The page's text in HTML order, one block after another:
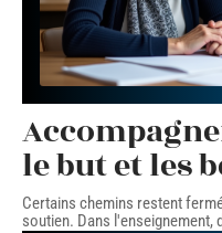
le but et les
Certains chemins restent
soutien. Dans